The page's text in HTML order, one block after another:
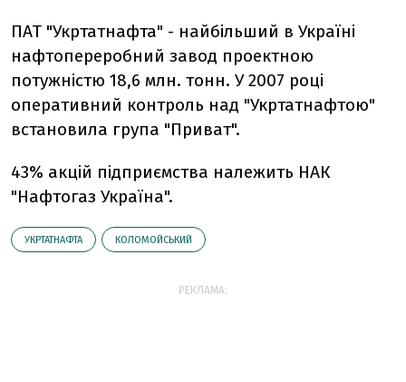
ПАТ "Укртатнафта" - найбільший в Україні
нафтопереробний завод проектною
потужністю 18,6 млн. тонн. У 2007 році
оперативний контроль над "Укртатнафтою"
встановила група "Приват".
43% акцій підприємства належить НАК
"Нафтогаз Україна".
УКРТАТНАФТА КОЛОМОЙСЬКИЙ
РЕКЛАМА: